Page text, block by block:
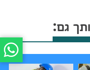
גם: